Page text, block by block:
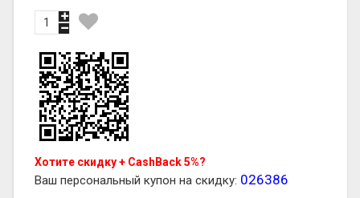
Хотите скидку + CashBack 5%?
Ваш персональный купон на скидку: 026386